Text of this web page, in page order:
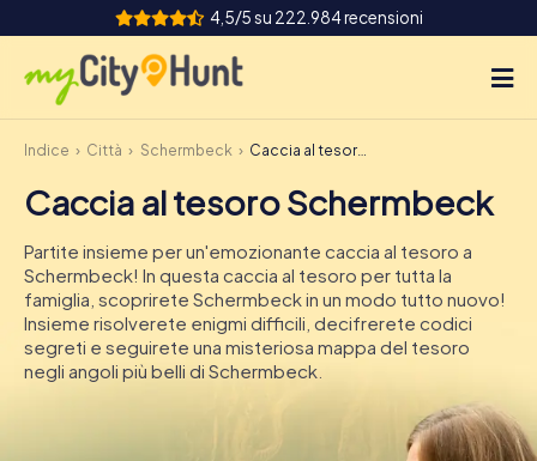
4,5/5 su 222.984 recensioni
Come funziona
Città
Tour
Team Building
Biglietti
DE
Indice Città Schermbeck Caccia al tesoro Schermbeck
Caccia al tesoro Schermbeck
Partite insieme per un'emozionante caccia al tesoro a
Schermbeck! In questa caccia al tesoro per tutta la
famiglia, scoprirete Schermbeck in un modo tutto nuovo!
Insieme risolverete enigmi difficili, decifrerete codici
segreti e seguirete una misteriosa mappa del tesoro
negli angoli più belli di Schermbeck.